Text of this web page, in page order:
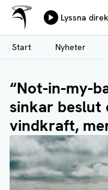
Hoppa
till
huvudinnehåll
Ålands Radio & TV
Lyssna
Start
Nyheter
“Not-in-my-
sinkar beslut
vindkraft,